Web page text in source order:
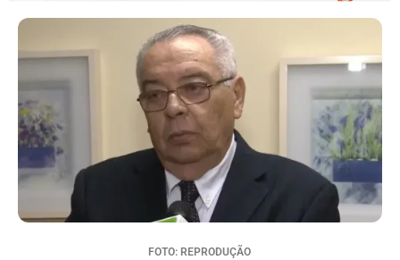
FOTO: REPRODUÇÃO